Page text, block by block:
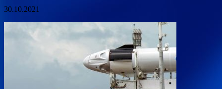
30.10.2021